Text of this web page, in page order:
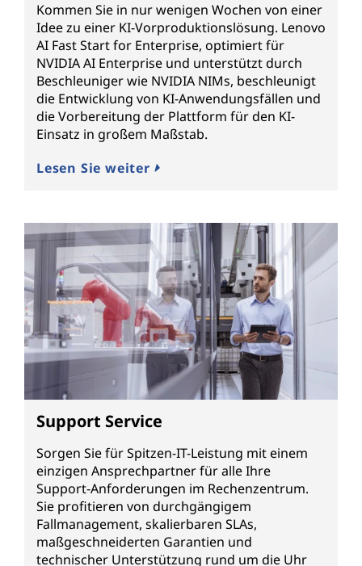
Kommen Sie in nur wenigen Wochen von einer
Idee zu einer KI-Vorproduktionslösung. Lenovo
AI Fast Start for Enterprise, optimiert für
NVIDIA AI Enterprise und unterstützt durch
Beschleuniger wie NVIDIA NIMs, beschleunigt
die Entwicklung von KI-Anwendungsfällen und
die Vorbereitung der Plattform für den KI-
Einsatz in großem Maßstab.
Lesen Sie weiter
Support Service
Sorgen Sie für Spitzen-IT-Leistung mit einem
einzigen Ansprechpartner für alle Ihre
Support-Anforderungen im Rechenzentrum.
Sie profitieren von durchgängigem
Fallmanagement, skalierbaren SLAs,
maßgeschneiderten Garantien und
technischer Unterstützung rund um die Uhr